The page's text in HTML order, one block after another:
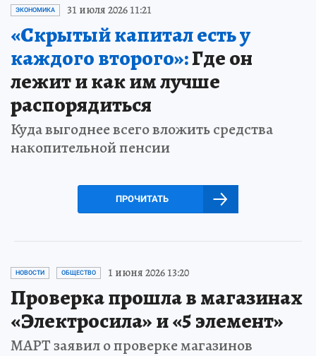
ЭКОНОМИКА 31 июля 2026 11:21
«Скрытый капитал есть у
каждого второго»:Где он
лежит и как им лучше
распорядиться
Куда выгоднее всего вложить средства
накопительной пенсии
ПРОЧИТАТЬ
НОВОСТИ ОБЩЕСТВО 1 июня 2026 13:20
Проверка прошла в магазинах
«Электросила» и «5 элемент»
МАРТ заявил о проверке магазинов